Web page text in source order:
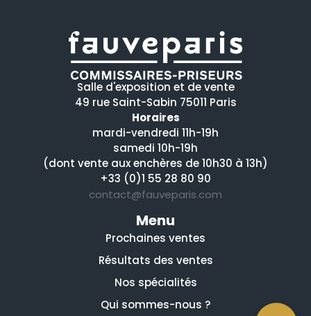
Salle d'exposition et de vente
49 rue Saint-Sabin 75011 Paris
Horaires
mardi-vendredi 11h-19h
samedi 10h-19h
(dont vente aux enchères de 10h30 à 13h)
+33 (0)1 55 28 80 90
contact@fauveparis.com
Menu
Prochaines ventes
Résultats des ventes
Nos spécialités
Qui sommes-nous ?